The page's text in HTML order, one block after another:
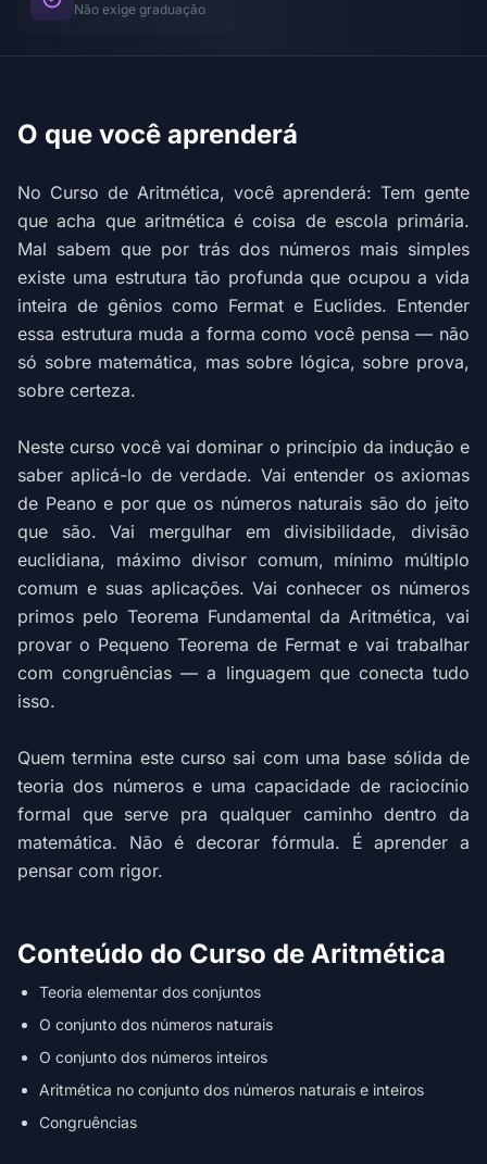
Não exige graduação
O que você aprenderá
No Curso de Aritmética, você aprenderá: Tem gente
que acha que aritmética é coisa de escola primária.
Mal sabem que por trás dos números mais simples
existe uma estrutura tão profunda que ocupou a vida
inteira de gênios como Fermat e Euclides. Entender
essa estrutura muda a forma como você pensa — não
só sobre matemática, mas sobre lógica, sobre prova,
sobre certeza.
Neste curso você vai dominar o princípio da indução e
saber aplicá-lo de verdade. Vai entender os axiomas
de Peano e por que os números naturais são do jeito
que são. Vai mergulhar em divisibilidade, divisão
euclidiana, máximo divisor comum, mínimo múltiplo
comum e suas aplicações. Vai conhecer os números
primos pelo Teorema Fundamental da Aritmética, vai
provar o Pequeno Teorema de Fermat e vai trabalhar
com congruências — a linguagem que conecta tudo
isso.
Quem termina este curso sai com uma base sólida de
teoria dos números e uma capacidade de raciocínio
formal que serve pra qualquer caminho dentro da
matemática. Não é decorar fórmula. É aprender a
pensar com rigor.
Conteúdo do Curso de Aritmética
Teoria elementar dos conjuntos
O conjunto dos números naturais
O conjunto dos números inteiros
Aritmética no conjunto dos números naturais e inteiros
Congruências